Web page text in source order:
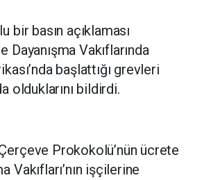
basın açıklaması
Dayanışma Vakıflarında
başlattığı grevleri
olduklarını bildirdi.
Prokokolü’nün ücrete
Vakıfları’nın işçilerine